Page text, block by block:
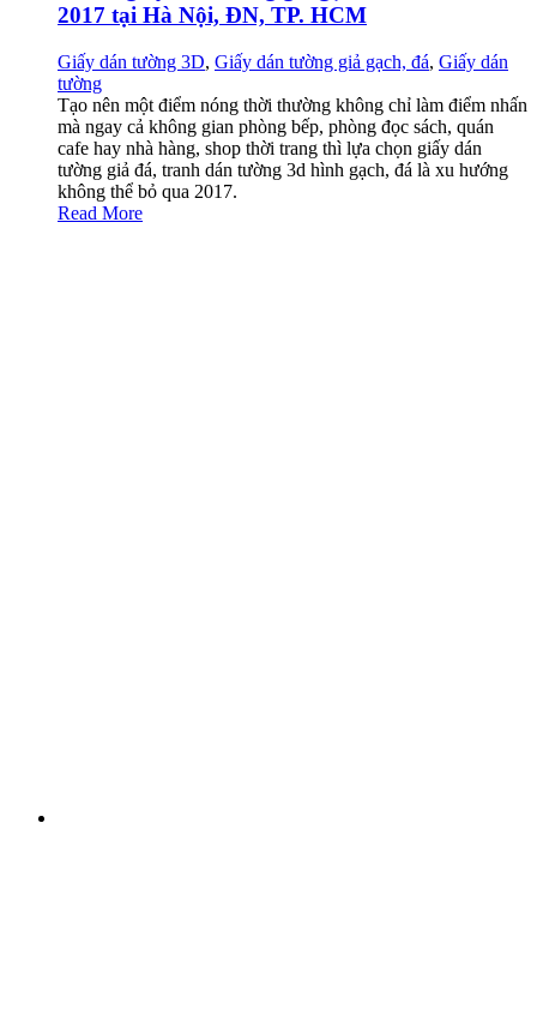
2017 tại Hà Nội, ĐN, TP. HCM
Giấy dán tường 3D, Giấy dán tường giả gạch, đá, Giấy dán
tường
Tạo nên một điểm nóng thời thường không chỉ làm điểm nhấn
mà ngay cả không gian phòng bếp, phòng đọc sách, quán
cafe hay nhà hàng, shop thời trang thì lựa chọn giấy dán
tường giả đá, tranh dán tường 3d hình gạch, đá là xu hướng
không thể bỏ qua 2017.
Read More